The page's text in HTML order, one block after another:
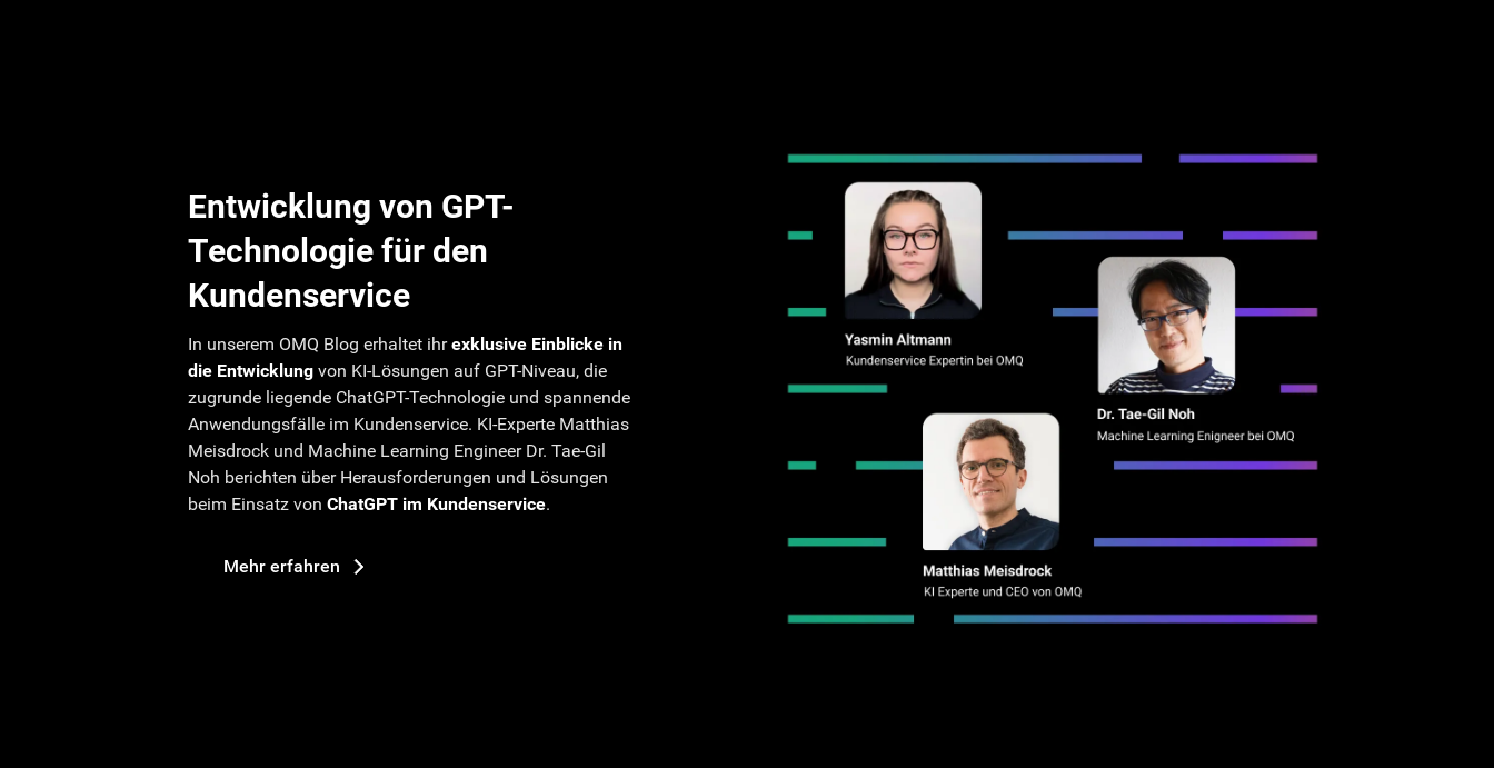
Entwicklung von GPT-
Technologie für den
Kundenservice
In unserem OMQ Blog erhaltet ihrexklusive Einblicke in
die Entwicklung von KI-Lösungen auf GPT-Niveau, die
zugrunde liegende ChatGPT-Technologie und spannende
Anwendungsfälle im Kundenservice. KI-Experte Matthias
Meisdrock und Machine Learning Engineer Dr. Tae-Gil
Noh berichten über Herausforderungen und Lösungen
beim Einsatz von ChatGPT im Kundenservice.
Mehr erfahren